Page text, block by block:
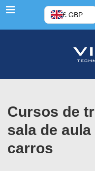
Menu £ GBP
Cursos de
sala de
carros